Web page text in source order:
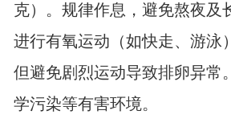
克）。规律作息，避免熬夜及
进行有氧运动（如快走、游泳
但避免剧烈运动导致排卵异常
学污染等有害环境。